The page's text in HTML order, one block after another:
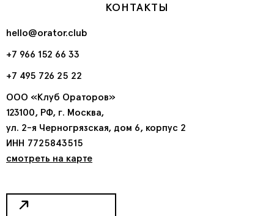
КОНТАКТЫ
hello@orator.club
+7 966 152 66 33
+7 495 726 25 22
ООО «Клуб Ораторов»
123100, РФ, г. Москва,
ул. 2-я Черногрязская, дом 6, корпус 2
ИНН 7725843515
смотреть на карте